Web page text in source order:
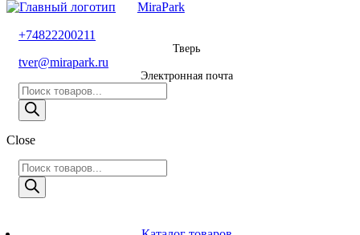
MiraPark
бесплатный
+74822200211
Электронная
MiraPark
+74822200211
Тверь
tver@mirapark.ru
Электронная почта
Поиск
товаров
Close
Поиск
товаров